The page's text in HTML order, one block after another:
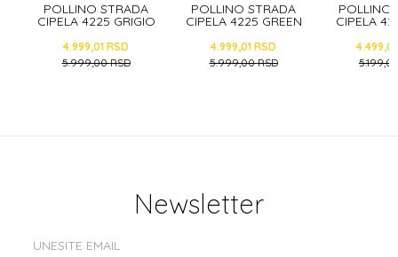
POLLINO STRADA
CIPELA 4225 GRIGIO
4.999,01 RSD
5.999,00RSD
POLLINO STRADA
CIPELA 4225 GREEN
4.999,01 RSD
5.999,00RSD
POLLINO
CIPELA
Newsletter